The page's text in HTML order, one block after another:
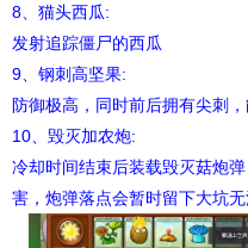
8、猫头西瓜:
发射追踪僵尸的西瓜
9、钢刺高坚果:
防御极高，同时前后拥有尖刺
10、毁灭加农炮:
冷却时间结束后装载毁灭菇炮
害，炮弹落点会暂时留下大坑